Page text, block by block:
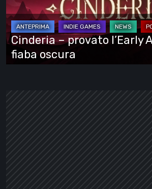
Access:
una
fiaba
oscura
Cinderia – provato l’Early
fiaba oscura